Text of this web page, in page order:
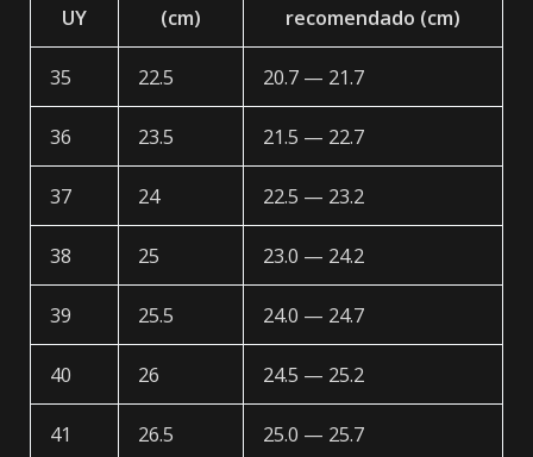
UY
(cm)
recomendado (cm)
35 22.5 20.7 — 21.7
36 23.5 21.5 — 22.7
37 24 22.5 — 23.2
38 25 23.0 — 24.2
39 25.5 24.0 — 24.7
40 26 24.5 — 25.2
41 26.5 25.0 — 25.7